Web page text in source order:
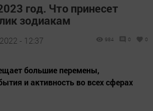
год. Что принесет
зодиакам
- 12:37 984 0 0
большие перемены,
и активность во всех сферах